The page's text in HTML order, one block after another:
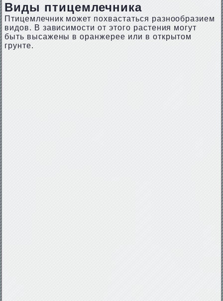
Виды птицемлечника
Птицемлечник может похвастаться разнообразием
видов. В зависимости от этого растения могут
быть высажены в оранжерее или в открытом
грунте.